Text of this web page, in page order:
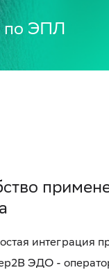
по ЭПЛ
интеграция
ЭДО -